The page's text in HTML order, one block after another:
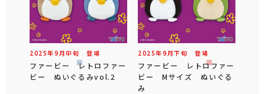
2025年9 月中旬 登場
ファービー レトロファー
ビー ぬいぐるみvol.2
2025年9 月下旬 登場
ファービー レトロファー
ビー Mサイズ ぬいぐる
み